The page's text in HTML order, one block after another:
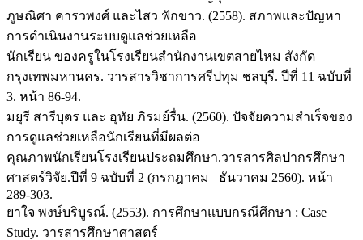
ภูษณิศา คารวพงศ์ และไสว ฟักขาว. (2558). สภาพและปัญหา
การดำเนินงานระบบดูแลช่วยเหลือ
นักเรียน ของครูในโรงเรียนสำนักงานเขตสายไหม สังกัด
กรุงเทพมหานคร. วารสารวิชาการศรีปทุม ชลบุรี. ปีที่ 11 ฉบับที่
3. หน้า 86-94.
มยุรี สารีบุตร และ อุทัย ภิรมย์รื่น. (2560). ปัจจัยความสำเร็จของ
การดูแลช่วยเหลือนักเรียนที่มีผลต่อ
คุณภาพนักเรียนโรงเรียนประถมศึกษา.วารสารศิลปากรศึกษา
ศาสตร์วิจัย.ปีที่ 9 ฉบับที่ 2 (กรกฎาคม –ธันวาคม 2560). หน้า
289-303.
ยาใจ พงษ์บริบูรณ์. (2553). การศึกษาแบบกรณีศึกษา : Case
Study. วารสารศึกษาศาสตร์